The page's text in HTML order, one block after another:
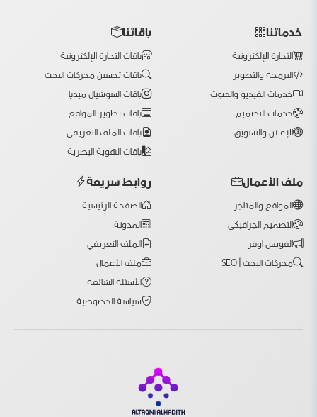
خدماتنا
التجارة الإلكترونية
البرمجة والتطوير
خدمات الفيديو والصوت
خدمات التصميم
الإعلان والتسويق
باقاتنا
باقات التجارة الإلكترونية
باقات تحسين محركات البحث
باقات السوشيال ميديا
باقات تطوير المواقع
باقات الملف التعريفي
باقات الهوية البصرية
ملف الأعمال
المواقع والمتاجر
التصميم الجرافيكي
الفويس اوفر
محركات البحث | SEO
روابط سريعة
الصفحة الرئيسية
المدونة
الملف التعريفي
ملف الأعمال
الأسئلة الشائعة
سياسة الخصوصية